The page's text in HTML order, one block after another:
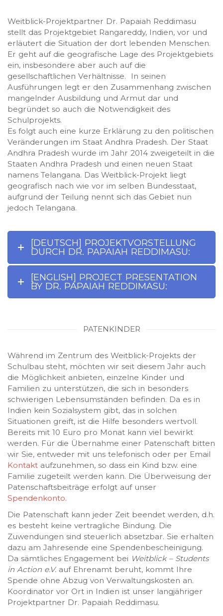
Weitblick-Projektpartner Dr. Papaiah Reddimasu
stellt das Projektgebiet Rangareddy, Indien, vor und
erläutert die Situation der dort lebenden Menschen.
Er geht auf die geografische Lage des Projektgebiets
ein, insbesondere aber auch auf die
gesellschaftlichen Verhältnisse. In seinen
Ausführungen legt er den Zusammenhang zwischen
mangelnder Ausbildung und Armut dar und
begründet so auch die Notwendigkeit des
Schulprojekts.
Es folgt auch eine kurze Erklärung zu den politischen
Veränderungen im Staat Andhra Pradesh. Der Staat
Andhra Pradesh wurde im Jahr 2014 zweigeteilt in die
Staaten Andhra Pradesh und einen neuen Staat
namens Telangana. Das Weitblick-Projekt liegt
geografisch nach wie vor im selben Bundesstaat,
aufgrund der Teilung nennt sich das Gebiet nun
jedoch Telangana.
[DEUTSCH] PROJEKTVORSTELLUNG
DURCH DR. PAPAIAH REDDIMASU:
[ENGLISH] PROJECT PRESENTATION
BY DR. PAPAIAH REDDIMASU:
PATENKINDER
Während im Zentrum des Weitblick-Projekts der
Schulbau steht, möchten wir seit diesem Jahr auch
die Möglichkeit anbieten, einzelne Kinder und
Familien zu unterstützen, die sich in besonders
schwierigen Lebensumständen befinden. Da es in
Indien kein Sozialsystem gibt, das in solchen
Situationen greift, ist die Hilfe besonders wertvoll.
Bereits mit 10 Euro pro Monat kann viel bewirkt
werden. Für die Übernahme einer Patenschaft bitten
wir Sie, entweder mit uns telefonisch oder per Email
Kontakt aufzunehmen, so dass ein Kind bzw. eine
Familie zugeteilt werden kann. Die Überweisung der
Patenschaftsbeiträge erfolgt auf unser
Spendenkonto.
Die Patenschaft kann jeder Zeit beendet werden, d.h.
es besteht keine vertragliche Bindung. Die
Zuwendungen sind steuerlich absetzbar. Sie erhalten
dazu am Jahresende eine Spendenbescheinigung.
Da sämtliches Engagement bei Weitblick – Students
in Action e.V. auf Ehrenamt beruht, kommt Ihre
Spende ohne Abzug von Verwaltungskosten an.
Koordinator vor Ort in Indien ist unser langjähriger
Projektpartner Dr. Papaiah Reddimasu.